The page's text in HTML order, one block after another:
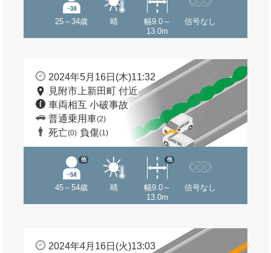
25～34歳 晴
幅9.0～
13.0m
信号なし
2024年5月16日(木)11:32
見附市上新田町 付近
車両相互 小破事故
普通乗用車(2)
死亡(0) 負傷(1)
45～54歳
他
晴
幅9.0～
13.0m
他
信号なし
2024年4月16日(火)13:03